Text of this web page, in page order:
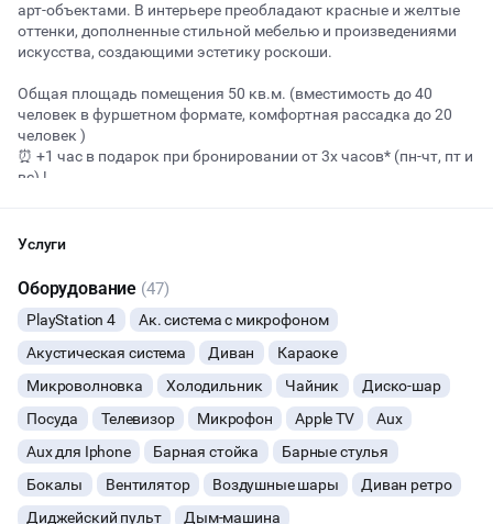
арт-объектами. В интерьере преобладают красные и желтые
оттенки, дополненные стильной мебелью и произведениями
искусства, создающими эстетику роскоши.
Общая площадь помещения 50 кв.м. (вместимость до 40
человек в фуршетном формате, комфортная рассадка до 20
человек )
⏰ +1 чac в пoдaрок при бронировании от 3х чaсов* (пн-чт, пт и
вс) !
— Просторная локация с большими окнами (3й этаж)
— Нет ограничений по шуму (можно петь и танцевать до утра,
профессиональная шумоизоляция между залами)
— Новый дизайн, диско шар, светомузыка и неон, мягкие
диваны, просторные столы, стильные фотозоны
— Большой экран (от 3м), караоке с 2 микрофонами (+доп.
микрофоны по запросу)
— Мощные кондиционер и вытяжка (никакой духоты и
запахов)
✨В СТОИМОСТЬ АРЕНДЫ ВКЛЮЧЕНО:
Профессиональное звуковое оборудование и караоке
Услуги
Оборудование (47)
PlayStation 4
Ак. система с микрофоном
Акустическая система
Диван
Караоке
Микроволновка
Холодильник Чайник
Диско-шар
Посуда
Телевизор Микрофон Apple TV
Aux
Aux для Iphone
Барная стойка
Барные стулья
Бокалы
Вентилятор Воздушные шары
Диван ретро
Диджейский пульт
Дым-машина
Тип мероприятия
ВЕЧЕРИНКИ
ДЕТСКИЕ ПРАЗДНИКИ
СВАДЬБЫ
КОРПОРАТИВЫ
ДЕЛОВЫЕ МЕРОПРИЯТИЯ
КВАРТИРНИКИ
Начало Окончание
ОСТАВИТЬ ЗАЯВКУ
Вы можете отменить заявку в любой момент, это бесплатно
или поменять параметры с нашим менеджером после того, как
оставите заявку
🔥 7 человек интересовались этой площадкой сегодня